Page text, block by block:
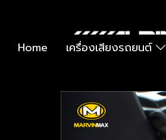
Home เครื่องเสียงรถยนต์